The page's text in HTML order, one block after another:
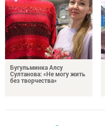
Бугульминка Алсу
Султанова: «Не могу жить
без творчества»